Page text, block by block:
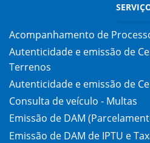
Acompanhamento de
Autenticidade e emissão de
Terrenos
Autenticidade e emissão de
Consulta de veículo - Multas
Emissão de DAM
Emissão de DAM de IPTU e